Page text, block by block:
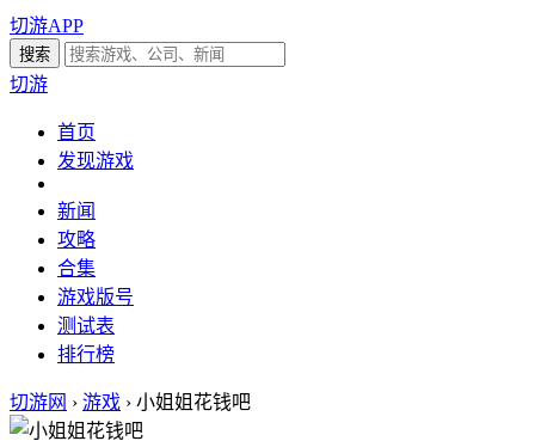
切游APP
切游
首页
发现游戏
新闻
攻略
合集
游戏版号
测试表
排行榜
切游网 › 游戏 › 小姐姐花钱吧